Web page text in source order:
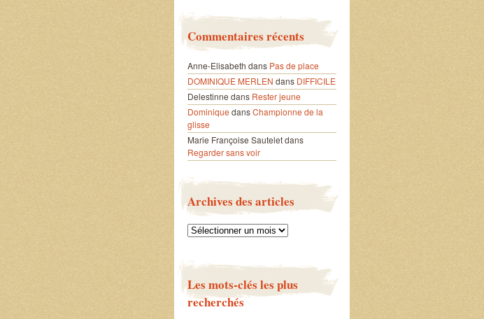
Commentaires récents
Anne-Elisabeth dans Pas de place
DOMINIQUE MERLEN dans DIFFICILE
Delestinne dans Rester jeune
Dominique dansChampionne de la
glisse
Marie Françoise Sauteletdans
Regarder sans voir
Archives des articles
Archives
Les mots-clés les plus
recherchés